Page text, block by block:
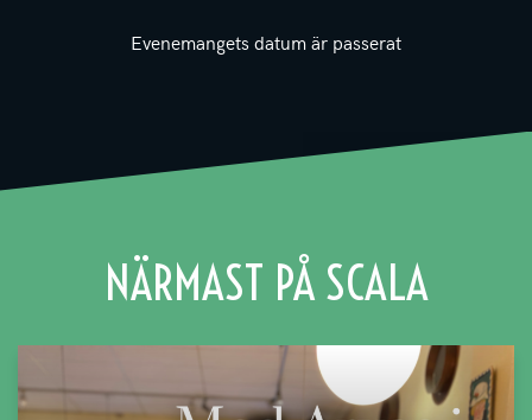
Evenemangets datum är passerat
NÄRMAST PÅ SCALA